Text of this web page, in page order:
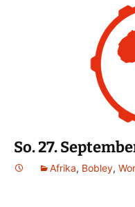
So. 27.
Afrika, Bobley,